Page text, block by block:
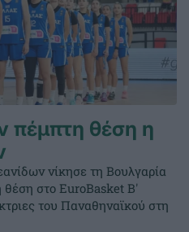
πέμπτη θέση η
νίκησε τη Βουλγαρία
θέση στο EuroBasket Β'
του Παναθηναϊκού στη